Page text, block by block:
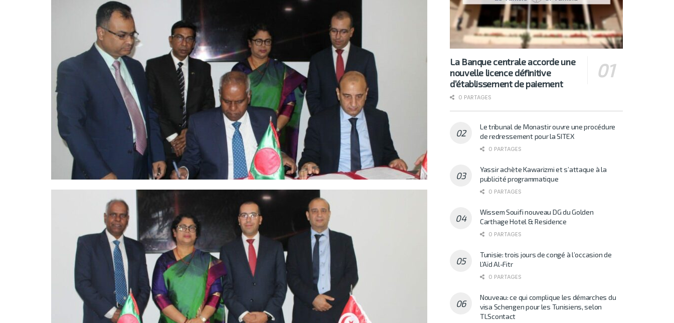
La Banque centrale accorde une
nouvelle licence définitive
d’établissement de paiement
0 PARTAGES
Le tribunal de Monastir ouvre une procédure
de redressement pour la SITEX
0 PARTAGES
Yassir achète Kawarizmi et s’attaque à la
publicité programmatique
0 PARTAGES
Wissem Souifi nouveau DG du Golden
Carthage Hotel & Residence
0 PARTAGES
Tunisie: trois jours de congé à l’occasion de
l’Aïd Al-Fitr
0 PARTAGES
Nouveau: ce qui complique les démarches du
visa Schengen pour les Tunisiens, selon
TLScontact